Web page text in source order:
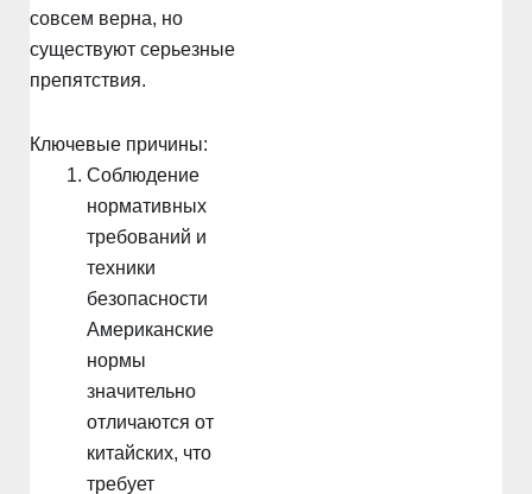
совсем верна, но
существуют серьезные
препятствия.
Ключевые причины:
Соблюдение
нормативных
требований и
техники
безопасности
Американские
нормы
значительно
отличаются от
китайских, что
требует